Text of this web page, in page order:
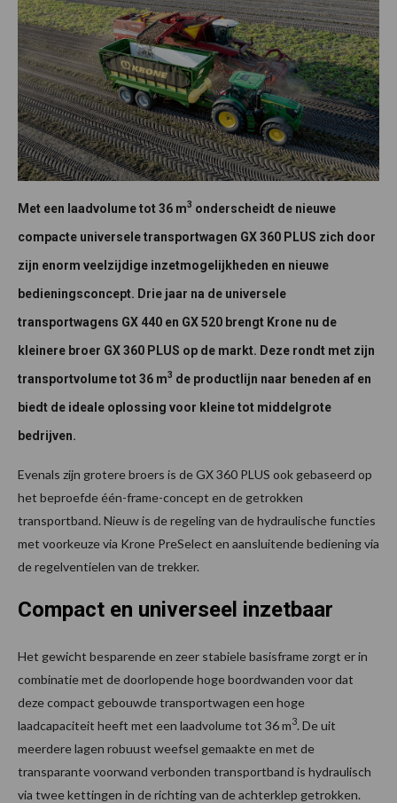
Met een laadvolume tot 36 m3 onderscheidt de nieuwe
compacte universele transportwagen GX 360 PLUS zich door
zijn enorm veelzijdige inzetmogelijkheden en nieuwe
bedieningsconcept. Drie jaar na de universele
transportwagens GX 440 en GX 520 brengt Krone nu de
kleinere broer GX 360 PLUS op de markt. Deze rondt met zijn
transportvolume tot 36 m3 de productlijn naar beneden af en
biedt de ideale oplossing voor kleine tot middelgrote
bedrijven.
Evenals zijn grotere broers is de GX 360 PLUS ook gebaseerd op
het beproefde één-frame-concept en de getrokken
transportband. Nieuw is de regeling van de hydraulische functies
met voorkeuze via Krone PreSelect en aansluitende bediening via
de regelventielen van de trekker.
Compact en universeel inzetbaar
Het gewicht besparende en zeer stabiele basisframe zorgt er in
combinatie met de doorlopende hoge boordwanden voor dat
deze compact gebouwde transportwagen een hoge
laadcapaciteit heeft met een laadvolume tot 36 m3. De uit
meerdere lagen robuust weefsel gemaakte en met de
transparante voorwand verbonden transportband is hydraulisch
via twee kettingen in de richting van de achterklep getrokken.